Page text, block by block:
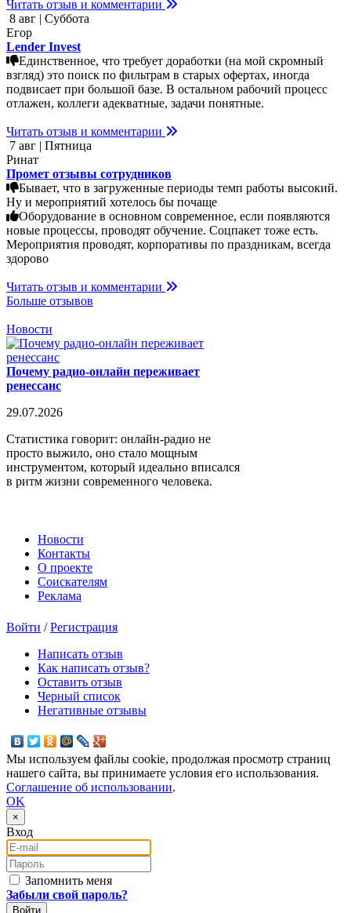
Читать отзыв и комментарии
8 авг | Суббота
Егор
Lender Invest
Единственное, что требует доработки (на мой скромный
взгляд) это поиск по фильтрам в старых офертах, иногда
подвисает при большой базе. В остальном рабочий процесс
отлажен, коллеги адекватные, задачи понятные.
Читать отзыв и комментарии
7 авг | Пятница
Ринат
Промет отзывы сотрудников
Бывает, что в загруженные периоды темп работы высокий.
Ну и мероприятий хотелось бы почаще
Оборудование в основном современное, если появляются
новые процессы, проводят обучение. Соцпакет тоже есть.
Мероприятия проводят, корпоративы по праздникам, всегда
здорово
Читать отзыв и комментарии
Больше отзывов
Новости
Почему радио-онлайн переживает
ренессанс
29.07.2026
Статистика говорит: онлайн-радио не
просто выжило, оно стало мощным
инструментом, который идеально вписался
в ритм жизни современного человека.
Новости
Контакты
О проекте
Соискателям
Реклама
Войти /Регистрация
Написать отзыв
Как написать отзыв?
Оставить отзыв
Черный список
Негативные отзывы
Мы используем файлы cookie, продолжая просмотр страниц
нашего сайта, вы принимаете условия его использования.
Соглашение об использовании.
OK
×
Вход
E-mail
Пароль
Запомнить меня
Забыли свой пароль?